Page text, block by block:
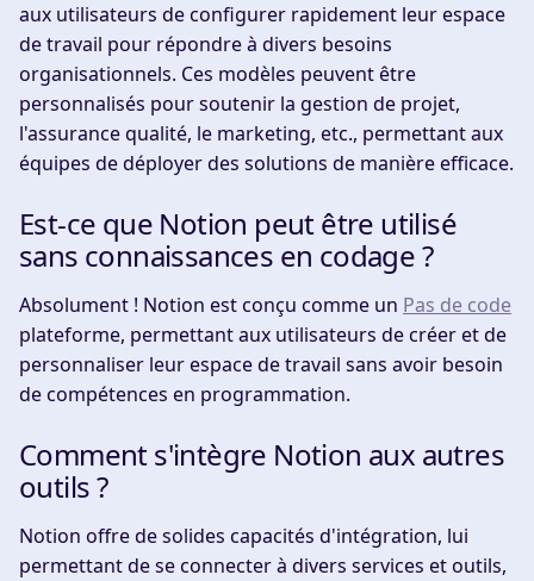
aux utilisateurs de configurer rapidement leur espace
de travail pour répondre à divers besoins
organisationnels. Ces modèles peuvent être
personnalisés pour soutenir la gestion de projet,
l'assurance qualité, le marketing, etc., permettant aux
équipes de déployer des solutions de manière efficace.
Est-ce que Notion peut être utilisé
sans connaissances en codage ?
Absolument ! Notion est conçu comme un Pas de code
plateforme, permettant aux utilisateurs de créer et de
personnaliser leur espace de travail sans avoir besoin
de compétences en programmation.
Comment s'intègre Notion aux autres
outils ?
Notion offre de solides capacités d'intégration, lui
permettant de se connecter à divers services et outils,